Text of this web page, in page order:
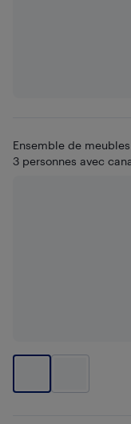
Ensemble de
3 personnes avec